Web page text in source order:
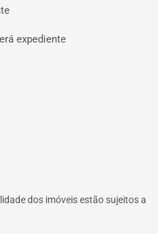
expediente
dos imóveis estão sujeitos a